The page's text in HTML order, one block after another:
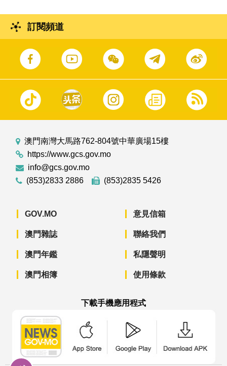
訂閱頻道
澳門南灣大馬路762-804號中華廣場15樓
https://www.gcs.gov.mo
info@gcs.gov.mo
(853)2833 2886
(853)2835 5426
GOV.MO
澳門雜誌
澳門年鑑
澳門相簿
意見信箱
聯絡我們
私隱聲明
使用條款
下載手機應用程式